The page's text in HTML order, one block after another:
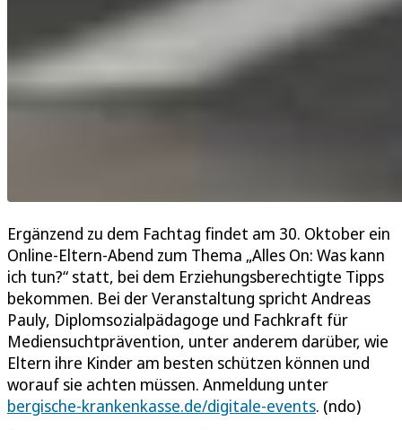
Ergänzend zu dem Fachtag findet am 30. Oktober ein
Online-Eltern-Abend zum Thema „Alles On: Was kann
ich tun?“ statt, bei dem Erziehungsberechtigte Tipps
bekommen. Bei der Veranstaltung spricht Andreas
Pauly, Diplomsozialpädagoge und Fachkraft für
Mediensuchtprävention, unter anderem darüber, wie
Eltern ihre Kinder am besten schützen können und
worauf sie achten müssen. Anmeldung unter
bergische-krankenkasse.de/digitale-events. (ndo)